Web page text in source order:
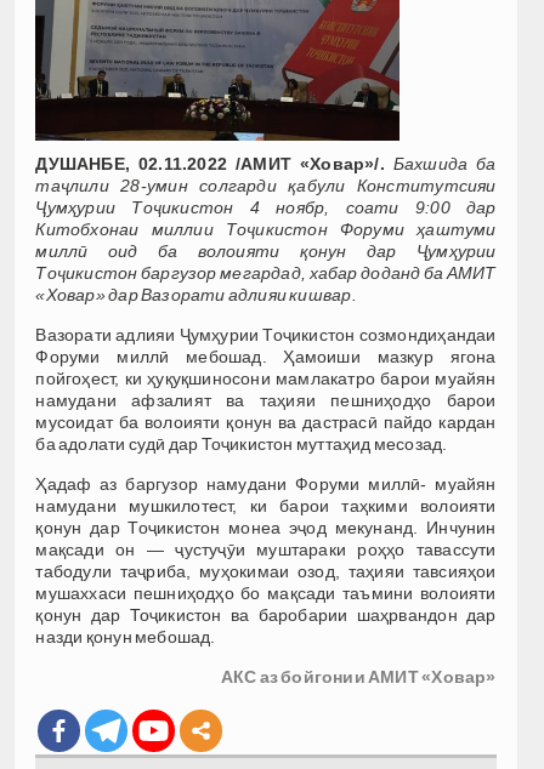
ДУШАНБЕ, 02.11.2022 /АМИТ «Ховар»/. Бахшида ба
таҷлили 28-умин солгарди қабули Конститутсияи
Ҷумҳурии Тоҷикистон 4 ноябр, соати 9:00 дар
Китобхонаи миллии Тоҷикистон Форуми ҳаштуми
миллӣ оид ба волоияти қонун дар Ҷумҳурии
Тоҷикистон баргузор мегардад, хабар доданд ба АМИТ
«Ховар» дар Вазорати адлияи кишвар.
Вазорати адлияи Ҷумҳурии Тоҷикистон созмондиҳандаи
Форуми миллӣ мебошад. Ҳамоиши мазкур ягона
пойгоҳест, ки ҳуқуқшиносони мамлакатро барои муайян
намудани афзалият ва таҳияи пешниҳодҳо барои
мусоидат ба волоияти қонун ва дастрасӣ пайдо кардан
ба адолати судӣ дар Тоҷикистон муттаҳид месозад.
Ҳадаф аз баргузор намудани Форуми миллӣ- муайян
намудани мушкилотест, ки барои таҳкими волоияти
қонун дар Тоҷикистон монеа эҷод мекунанд. Инчунин
мақсади он — ҷустуҷӯи муштараки роҳҳо тавассути
табодули таҷриба, муҳокимаи озод, таҳияи тавсияҳои
мушаххаси пешниҳодҳо бо мақсади таъмини волоияти
қонун дар Тоҷикистон ва баробарии шаҳрвандон дар
назди қонун мебошад.
АКС аз бойгонии АМИТ «Ховар»